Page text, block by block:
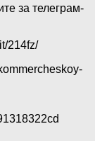
за телеграм-
214fz/